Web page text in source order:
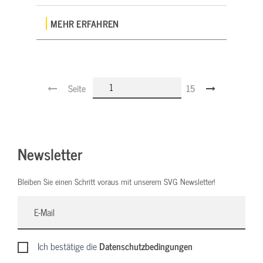
MEHR ERFAHREN
Seite 15
Newsletter
Bleiben Sie einen Schritt voraus mit unserem SVG Newsletter!
Ich bestätige dieDatenschutzbedingungen